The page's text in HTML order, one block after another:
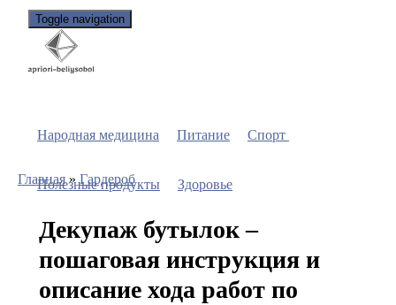
Toggle navigation
Народная медицина Питание Спорт
Полезные продукты Здоровье
Главная»Гардероб
Декупаж бутылок –
пошаговая инструкция и
описание хода работ по